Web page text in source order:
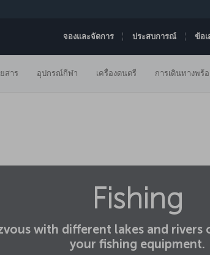
จองและจัดการ ประสบการณ์ ข้อ
สาร อุปกรณ์กีฬา เครื่องดนตรี การเดินทางพร้
Fishing
with different lakes and rivers
your fishing equipment.